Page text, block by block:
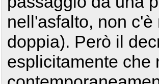
nell'asfalto, non
doppia). Però il
esplicitamente che